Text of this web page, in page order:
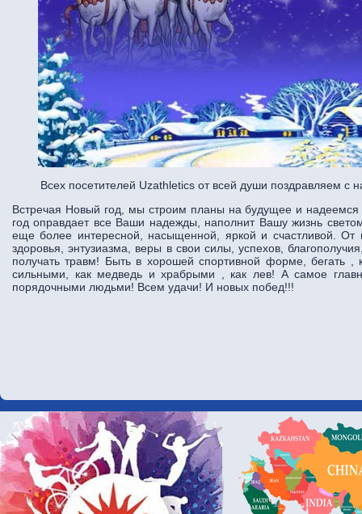
Всех посетителей Uzathletics от всей души поздравляем
Встречая Новый год, мы строим планы на будущее и
год оправдает все Ваши надежды, наполнит Вашу жизнь
еще более интересной, насыщенной, яркой и счастливой.
здоровья, энтузиазма, веры в свои силы, успехов,
получать травм! Быть в хорошей спортивной форме, бегать ,
сильными, как медведь и храбрыми , как лев! А самое
порядочными людьми! Всем удачи! И новых побед!!!